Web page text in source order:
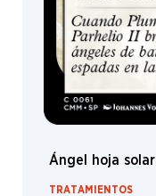
Gaboleps
Grant
Griffin
Hildebrandt
Greg
Grzegorz
Rutkowski
Ángel hoja solar
TRATAMIENTOS